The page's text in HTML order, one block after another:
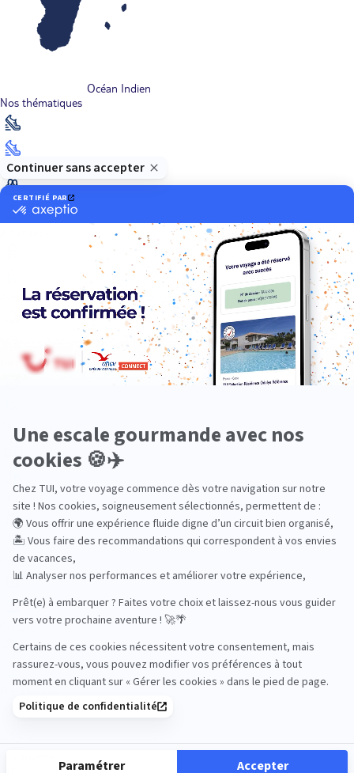
Océan Indien
Nos thématiques
Actif
Aventure
Bien-être
Circuits privés
City Trips
Croisières
Culture